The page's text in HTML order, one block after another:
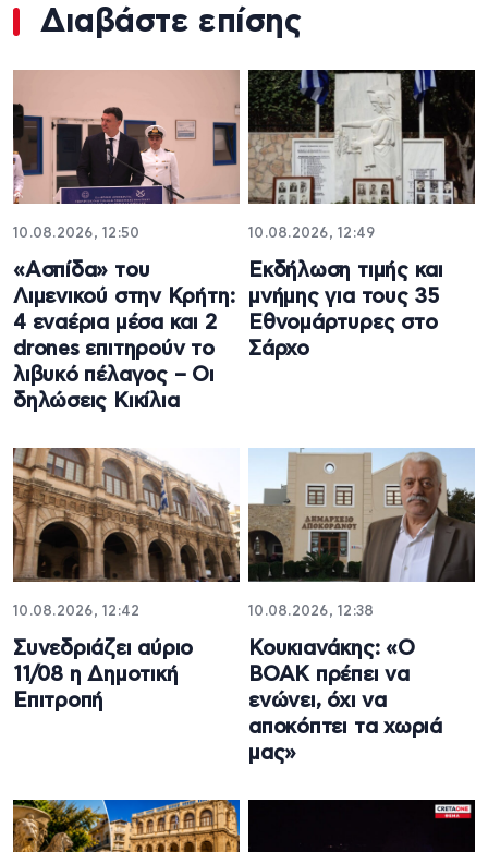
Διαβάστε επίσης
10.08.2026, 12:50
«Ασπίδα» του
Λιμενικού στην Κρήτη:
4 εναέρια μέσα και 2
drones επιτηρούν το
λιβυκό πέλαγος – Οι
δηλώσεις Κικίλια
10.08.2026, 12:49
Εκδήλωση τιμής και
μνήμης για τους 35
Εθνομάρτυρες στο
Σάρχο
10.08.2026, 12:42
Συνεδριάζει αύριο
11/08 η Δημοτική
Επιτροπή
10.08.2026, 12:38
Κουκιανάκης: «Ο
ΒΟΑΚ πρέπει να
ενώνει, όχι να
αποκόπτει τα χωριά
μας»